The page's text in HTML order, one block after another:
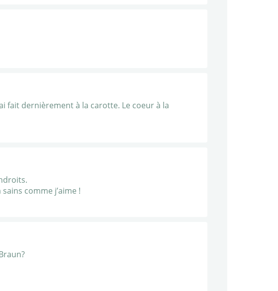
fait dernièrement à la carotte. Le coeur à la
comme j’aime !